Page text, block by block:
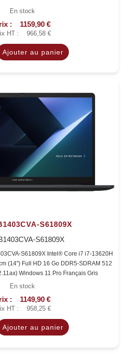
En stock
: 1159,90 €
HT : 966,58 €
S61809X
S61809X
S61809X Intel® Core i7 i7-13620H
(14") Full HD 16 Go DDR5-SDRAM 512
Windows 11 Pro Français Gris
En stock
: 1149,90 €
HT : 958,25 €